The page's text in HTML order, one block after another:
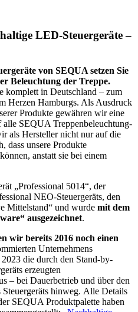
LED-Steuergeräte –
von SEQUA setzen Sie
Beleuchtung der Treppe.
komplett in Deutschland – zum
Herzen Hamburgs. Als Ausdruck
Produkte gewähren wir eine
SEQUA Treppenbeleuchtung-
als Hersteller nicht nur auf die
dass unsere Produkte
anstatt sie bei einem
„Professional 5014“, der
NEO-Steuergeräts, den
Mittelstand“ und wurde mit dem
ausgezeichnet.
wir bereits 2016 noch einen
Unternehmens
die durch den Stand-by-
erzeugten
– bei Dauerbetrieb und über den
hinweg. Alle Details
SEQUA Produktpalette haben